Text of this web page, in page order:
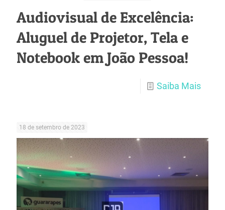
Audiovisual de Excelência:
Aluguel de Projetor, Tela e
Notebook em João Pessoa!
Saiba Mais
18 de setembro de 2023